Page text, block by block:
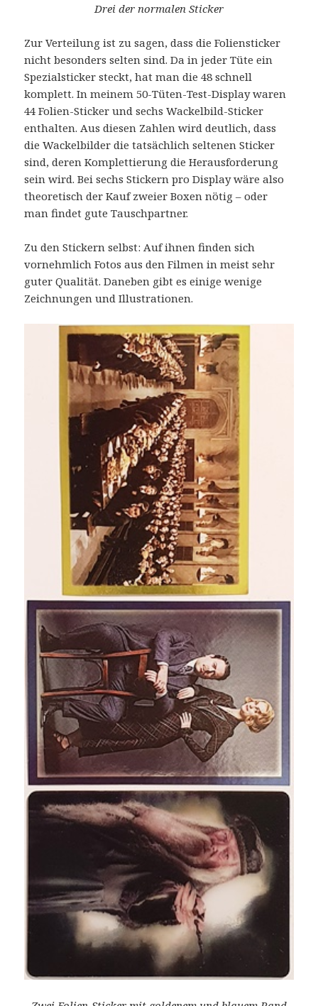
Drei der normalen Sticker
Zur Verteilung ist zu sagen, dass die Foliensticker
nicht besonders selten sind. Da in jeder Tüte ein
Spezialsticker steckt, hat man die 48 schnell
komplett. In meinem 50-Tüten-Test-Display waren
44 Folien-Sticker und sechs Wackelbild-Sticker
enthalten. Aus diesen Zahlen wird deutlich, dass
die Wackelbilder die tatsächlich seltenen Sticker
sind, deren Komplettierung die Herausforderung
sein wird. Bei sechs Stickern pro Display wäre also
theoretisch der Kauf zweier Boxen nötig – oder
man findet gute Tauschpartner.
Zu den Stickern selbst: Auf ihnen finden sich
vornehmlich Fotos aus den Filmen in meist sehr
guter Qualität. Daneben gibt es einige wenige
Zeichnungen und Illustrationen.